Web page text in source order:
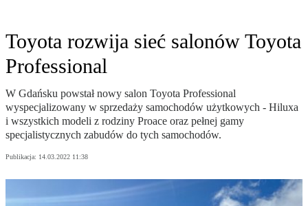
Toyota rozwija sieć salonów Toyota
Professional
W Gdańsku powstał nowy salon Toyota Professional
wyspecjalizowany w sprzedaży samochodów użytkowych - Hiluxa
i wszystkich modeli z rodziny Proace oraz pełnej gamy
specjalistycznych zabudów do tych samochodów.
Publikacja: 14.03.2022 11:38